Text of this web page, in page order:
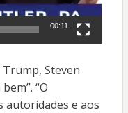
00:11
Steven
“O
autoridades e aos